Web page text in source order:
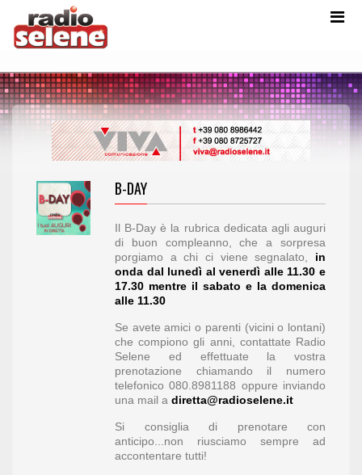
B-DAY
Il B-Day è la rubrica dedicata agli auguri
di buon compleanno, che a sorpresa
porgiamo a chi ci viene segnalato, in
onda dal lunedì al venerdì alle 11.30 e
17.30 mentre il sabato e la domenica
alle 11.30
Se avete amici o parenti (vicini o lontani)
che compiono gli anni, contattate Radio
Selene ed effettuate la vostra
prenotazione chiamando il numero
telefonico 080.8981188 oppure inviando
una mail a diretta@radioselene.it
Si consiglia di prenotare con
anticipo...non riusciamo sempre ad
accontentare tutti!